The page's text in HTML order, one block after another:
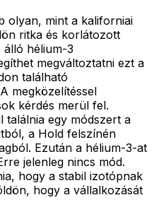
olyan, mint a kaliforniai
ritka és korlátozott
álló hélium-3
megváltoztatni ezt a
található
megközelítéssel
kérdés merül fel.
találnia egy módszert a
a Hold felszínén
Ezután a hélium-3-at
jelenleg nincs mód.
hogy a stabil izotópnak
hogy a vállalkozását